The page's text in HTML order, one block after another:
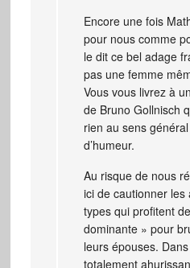
Encore une fois
pour nous comme
le dit ce bel adage
pas une femme
Vous vous livrez à
de Bruno Gollnisch
rien au sens
d’humeur.
Au risque de nous
ici de cautionner les
types qui profitent
dominante » pour
leurs épouses. Dans
totalement